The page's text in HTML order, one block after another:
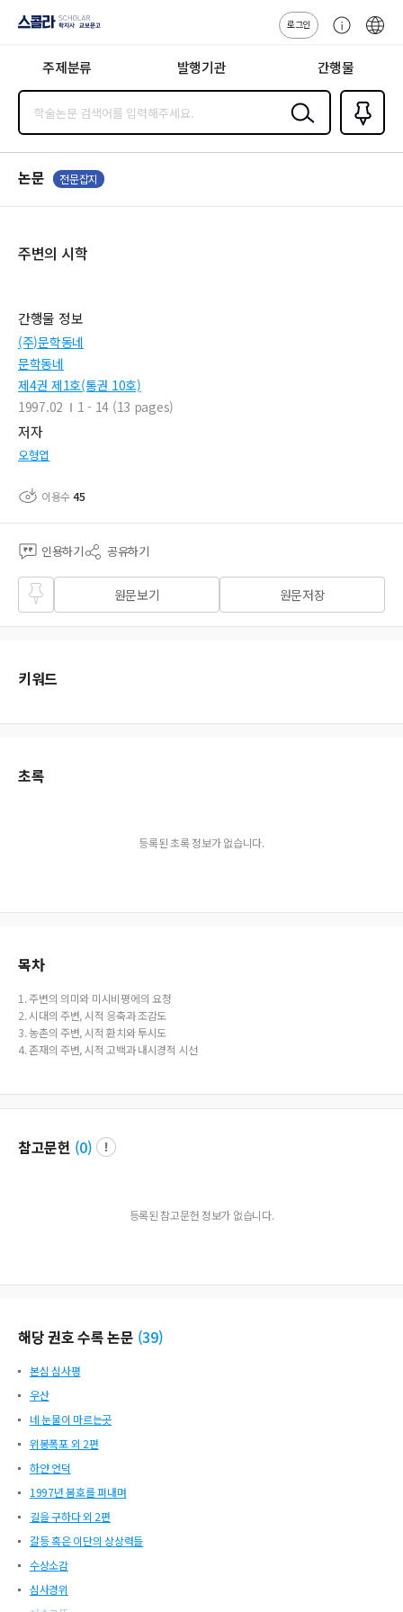
지사·교보문고
로그인
센
주제분류 발행기관 간행물
검색
즐겨찾
기0
논문 전문잡지
주변의 시학
간행물 정보
(주)문학동네
문학동네
제4권 제1호(통권 10호)
1997.02
1 - 14 (13 pages)
저자
오형엽
이용수45
인용하기 공유하기
즐겨
찾기
원문보기 원문저장
키워드
초록
등록된 초록 정보가 없습니다.
목차
1. 주변의 의미와 미시비평에의 요청
2. 시대의 주변, 시적 응축과 조감도
3. 농촌의 주변, 시적 환치와 투시도
4. 존재의 주변, 시적 고백과 내시경적 시선
참고문헌 (0)
등록된 참고문헌 정보가 없습니다.
해당 권호 수록 논문 (39)
본심 심사평
우산
네 눈물이 마르는곳
위봉폭포 외 2편
하얀 언덕
1997년 봄호를 펴내며
길을 구하다 외 2편
갈등 혹은 이단의 상상력들
수상소감
심사경위